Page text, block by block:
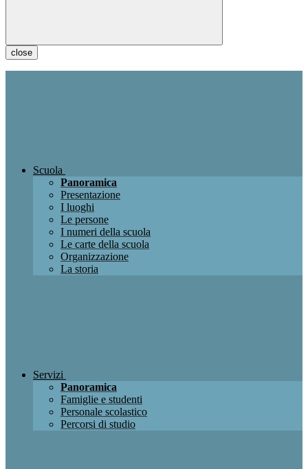
close
Scuola
Panoramica
Presentazione
I luoghi
Le persone
I numeri della scuola
Le carte della scuola
Organizzazione
La storia
Servizi
Panoramica
Famiglie e studenti
Personale scolastico
Percorsi di studio